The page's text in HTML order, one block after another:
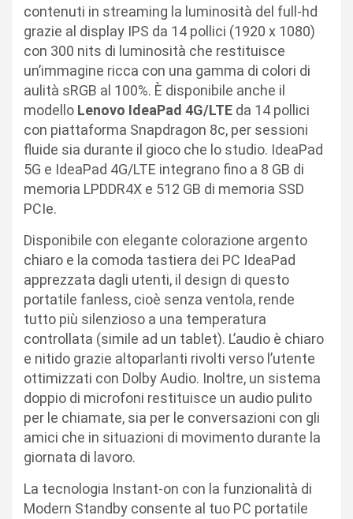
contenuti in streaming la luminosità del full-hd
grazie al display IPS da 14 pollici (1920 x 1080)
con 300 nits di luminosità che restituisce
un’immagine ricca con una gamma di colori di
aulità sRGB al 100%. È disponibile anche il
modello Lenovo IdeaPad 4G/LTE da 14 pollici
con piattaforma Snapdragon 8c, per sessioni
fluide sia durante il gioco che lo studio. IdeaPad
5G e IdeaPad 4G/LTE integrano fino a 8 GB di
memoria LPDDR4X e 512 GB di memoria SSD
PCIe.
Disponibile con elegante colorazione argento
chiaro e la comoda tastiera dei PC IdeaPad
apprezzata dagli utenti, il design di questo
portatile fanless, cioè senza ventola, rende
tutto più silenzioso a una temperatura
controllata (simile ad un tablet). L’audio è chiaro
e nitido grazie altoparlanti rivolti verso l’utente
ottimizzati con Dolby Audio. Inoltre, un sistema
doppio di microfoni restituisce un audio pulito
per le chiamate, sia per le conversazioni con gli
amici che in situazioni di movimento durante la
giornata di lavoro.
La tecnologia Instant-on con la funzionalità di
Modern Standby consente al tuo PC portatile